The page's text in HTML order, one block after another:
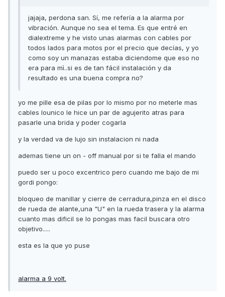
jajaja, perdona san. Sí, me refería a la alarma por
vibración. Aunque no sea el tema. Es que entré en
dialextreme y he visto unas alarmas con cables por
todos lados para motos por el precio que decías, y yo
como soy un manazas estaba diciendome que eso no
era para mì..si es de tan fácil instalación y da
resultado es una buena compra no?
yo me pille esa de pilas por lo mismo por no meterle mas
cables lounico le hice un par de agujerito atras para
pasarle una brida y poder cogarla
y la verdad va de lujo sin instalacion ni nada
ademas tiene un on - off manual por si te falla el mando
puedo ser u poco excentrico pero cuando me bajo de mi
gordi pongo:
bloqueo de manillar y cierre de cerradura,pinza en el disco
de rueda de alante,una "U" en la rueda trasera y la alarma
cuanto mas dificil se lo pongas mas facil buscara otro
objetivo.....
esta es la que yo puse
alarma a 9 volt.